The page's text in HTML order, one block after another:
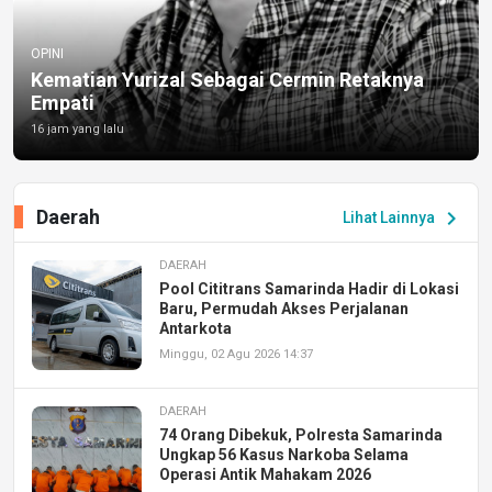
OPINI
Kematian Yurizal Sebagai Cermin Retaknya
Empati
16 jam yang lalu
Lihat Lainnya chevron_right
Daerah
DAERAH
Pool Cititrans Samarinda Hadir di Lokasi
Baru, Permudah Akses Perjalanan
Antarkota
Minggu, 02 Agu 2026 14:37
DAERAH
74 Orang Dibekuk, Polresta Samarinda
Ungkap 56 Kasus Narkoba Selama
Operasi Antik Mahakam 2026